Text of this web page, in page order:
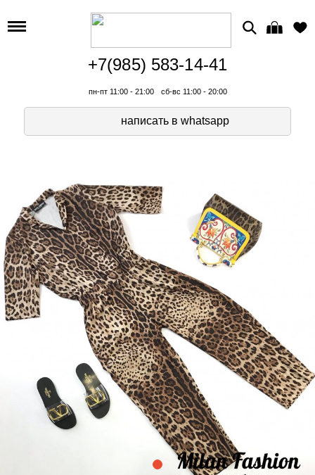
+7(985) 583-14-41
пн-пт 11:00 - 21:00 сб-вс 11:00 - 20:00
написать в whatsapp